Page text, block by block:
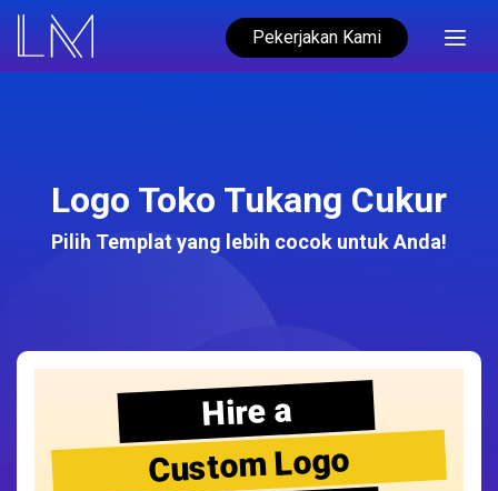
Pekerjakan Kami
Logo Toko Tukang Cukur
Pilih Templat yang lebih cocok untuk Anda!
Hire a
Custom Logo